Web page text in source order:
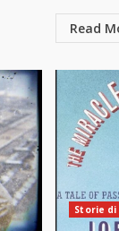
Read
Storie di